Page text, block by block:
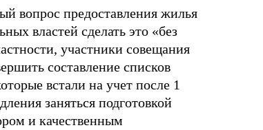
вопрос предоставления жилья
властей сделать это «без
участники совещания
составление списков
встали на учет после 1
заняться подготовкой
и качественным